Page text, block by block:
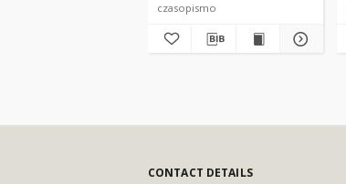
czasopismo
CONTACT DETAILS